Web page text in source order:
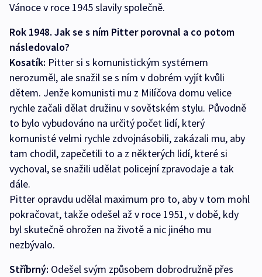
Vánoce v roce 1945 slavily společně.
Rok 1948. Jak se s ním Pitter porovnal a co potom
následovalo?
Kosatík: Pitter si s komunistickým systémem
nerozuměl, ale snažil se s ním v dobrém vyjít kvůli
dětem. Jenže komunisti mu z Milíčova domu velice
rychle začali dělat družinu v sovětském stylu. Původně
to bylo vybudováno na určitý počet lidí, který
komunisté velmi rychle zdvojnásobili, zakázali mu, aby
tam chodil, zapečetili to a z některých lidí, které si
vychoval, se snažili udělat policejní zpravodaje a tak
dále.
Pitter opravdu udělal maximum pro to, aby v tom mohl
pokračovat, takže odešel až v roce 1951, v době, kdy
byl skutečně ohrožen na životě a nic jiného mu
nezbývalo.
Stříbrný: Odešel svým způsobem dobrodružně přes